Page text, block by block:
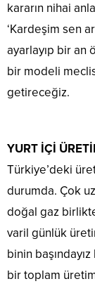
kararın nihai
‘Kardeşim sen
ayarlayıp bir an
bir modeli
getireceğiz.
YURT İÇİ
Türkiye’deki
durumda. Çok
doğal gaz
varil günlük
binin
bir toplam